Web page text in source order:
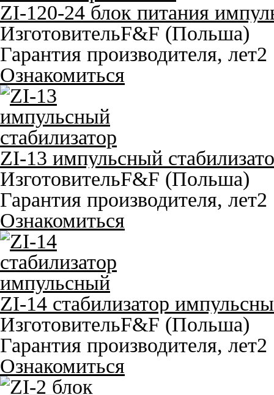
ZI-120-24 блок питания
ИзготовительF&F (Польша)
Гарантия производителя, лет2
Ознакомиться
ZI-13 импульсный
ИзготовительF&F (Польша)
Гарантия производителя, лет2
Ознакомиться
ZI-14 стабилизатор
ИзготовительF&F (Польша)
Гарантия производителя, лет2
Ознакомиться